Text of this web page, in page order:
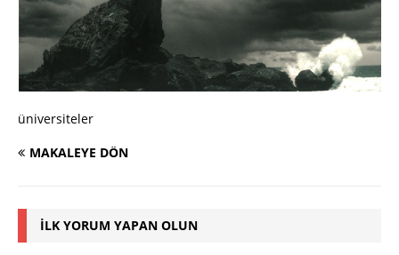
üniversiteler
MAKALEYE DÖN
İLK YORUM YAPAN OLUN